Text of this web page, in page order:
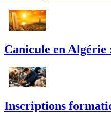
Canicule en Algérie
Inscriptions